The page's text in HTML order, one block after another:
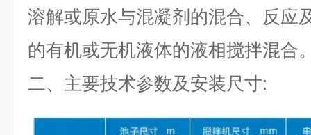
溶解或原水与混凝剂的混合、反应
的有机或无机液体的液相搅拌混合
二、 主要技术参数及安装尺寸: